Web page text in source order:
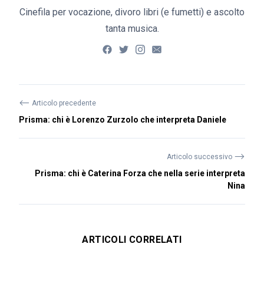
Cinefila per vocazione, divoro libri (e fumetti) e ascolto
tanta musica.
⟵ Articolo precedente
Prisma: chi è Lorenzo Zurzolo che interpreta Daniele
Articolo successivo ⟶
Prisma: chi è Caterina Forza che nella serie interpreta
Nina
ARTICOLI CORRELATI